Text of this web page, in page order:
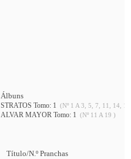
Álbuns
STRATOS Tomo: 1 (Nº 1 A 3, 5, 7, 11, 14,
ALVAR MAYOR Tomo: 1 (Nº 11 A 19 )
Título/N.º Pranchas